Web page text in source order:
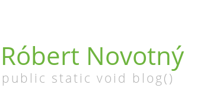
Róbert Novotný
public static void blog()